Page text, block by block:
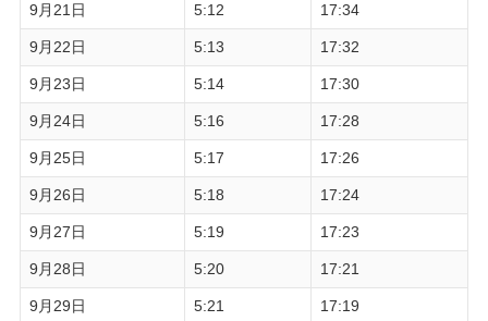
9月21日 5:12 17:34
9月22日 5:13 17:32
9月23日 5:14 17:30
9月24日 5:16 17:28
9月25日 5:17 17:26
9月26日 5:18 17:24
9月27日 5:19 17:23
9月28日 5:20 17:21
9月29日 5:21 17:19